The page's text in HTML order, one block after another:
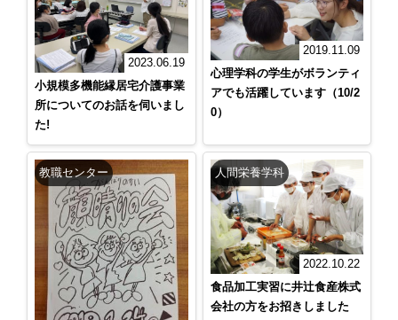
2023.06.19
小規模多機能縁居宅介護事業
所についてのお話を伺いまし
た!
2019.11.09
心理学科の学生がボランティ
アでも活躍しています（10/2
0）
教職センター 人間栄養学科
2022.10.22
食品加工実習に井辻食産株式
会社の方をお招きしました